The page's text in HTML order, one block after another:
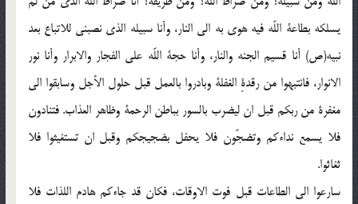
يسلكه بطاعة اللّه فيه هوى به الى النار، وأنا سبيله الذى نصبنى للاتباع بعد
نبيه(ص) أنا قسيم الجنه والنار، وأنا حجة اللّه على الفجار والابرار وأنا نور
الانوار، فانتبهوا من رقدةِ الغفلة وبادروا بالعمل قبل حلول الأجل وسابقوا الى
مغفرة من ربكم قبل ان ليضرب بالسور بباطن الرحمة وظاهر العذاب. فتنادون
فلا يسمع نداءكم وتضجّون فلا يحفل بضجيجكم وقبل ان تستغيثوا فلا
ثغاثوا.
سارعوا الى الطاعات قبل فوت الاوقات، فكان قد جاءكم هادم اللذات فلا